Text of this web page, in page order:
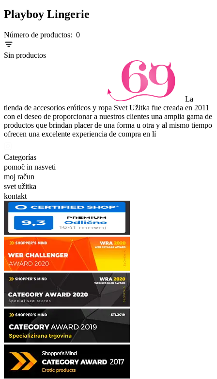
Playboy Lingerie
Número de productos: 0
Sin productos
La
tienda de accesorios eróticos y ropa Svet Užitka fue creada en 2011
con el deseo de proporcionar a nuestros clientes una amplia gama de
productos que brindan placer de una forma u otra y al mismo tiempo
ofrecen una excelente experiencia de compra en lí
Categorías
pomoč in nasveti
moj račun
svet užitka
kontakt